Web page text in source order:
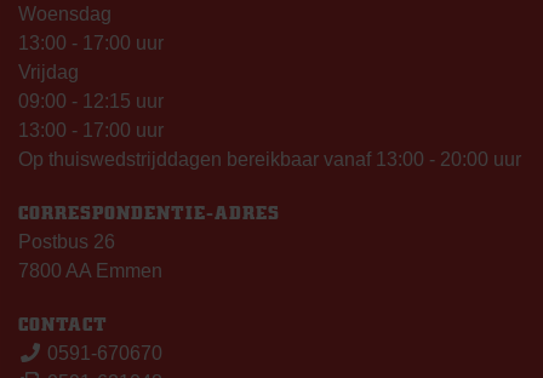
Woensdag
13:00 - 17:00 uur
Vrijdag
09:00 - 12:15 uur
13:00 - 17:00 uur
Op thuiswedstrijddagen bereikbaar vanaf 13:00 - 20:00 uur
CORRESPONDENTIE-ADRES
Postbus 26
7800 AA Emmen
CONTACT
0591-670670